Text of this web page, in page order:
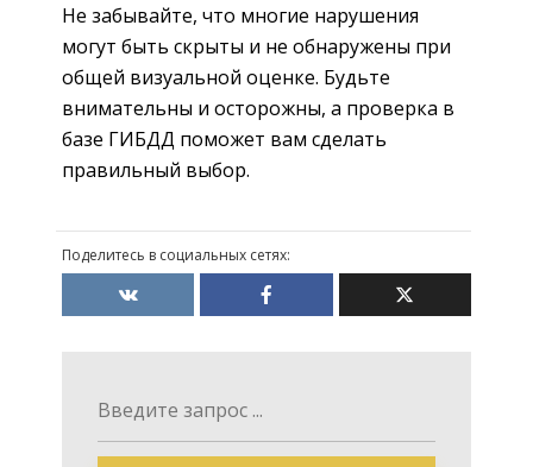
Не забывайте, что многие нарушения
могут быть скрыты и не обнаружены при
общей визуальной оценке. Будьте
внимательны и осторожны, а проверка в
базе ГИБДД поможет вам сделать
правильный выбор.
Поделитесь в социальных сетях: